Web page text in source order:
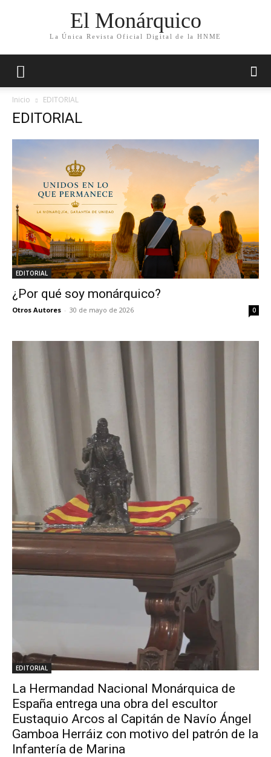
El Monárquico
La Única Revista Oficial Digital de la HNME
Inicio EDITORIAL
EDITORIAL
EDITORIAL
¿Por qué soy monárquico?
Otros Autores - 30 de mayo de 2026 0
EDITORIAL
La Hermandad Nacional Monárquica de
España entrega una obra del escultor
Eustaquio Arcos al Capitán de Navío Ángel
Gamboa Herráiz con motivo del patrón de la
Infantería de Marina